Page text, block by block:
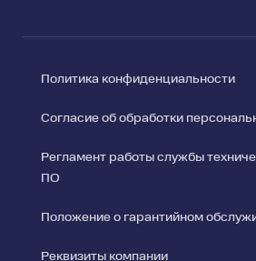
Политика конфиденциальности
Согласие об обработки
Регламент работы службы
ПО
Положение о гарантийном
Реквизиты компании